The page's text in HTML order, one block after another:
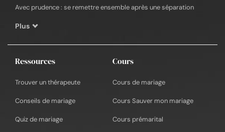
Avec prudence : se remettre ensemble après une séparation
Plus
Ressources
Trouver un thérapeute
Conseils de mariage
Quiz de mariage
Cours
Cours de mariage
Cours Sauver mon mariage
Cours prémarital